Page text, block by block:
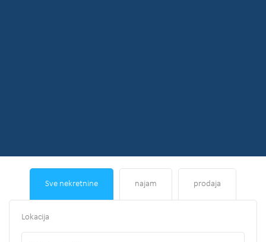
Sve nekretnine najam prodaja
Lokacija